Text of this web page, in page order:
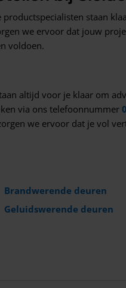
staan
we ervoor dat jouw
voldoen.
altijd voor je klaar om
via ons telefoonnummer
we ervoor dat je vol
Brandwerende deuren
Geluidswerende deuren